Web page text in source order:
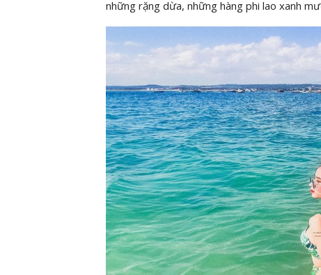
những rặng dừa, những hàng phi lao xanh